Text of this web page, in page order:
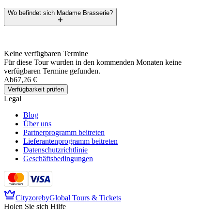
Wo befindet sich Madame Brasserie?
Keine verfügbaren Termine
Für diese Tour wurden in den kommenden Monaten keine
verfügbaren Termine gefunden.
Ab67,26 €
Verfügbarkeit prüfen
Legal
Blog
Über uns
Partnerprogramm beitreten
Lieferantenprogramm beitreten
Datenschutzrichtlinie
Geschäftsbedingungen
CityzorebyGlobal Tours & Tickets
Holen Sie sich Hilfe